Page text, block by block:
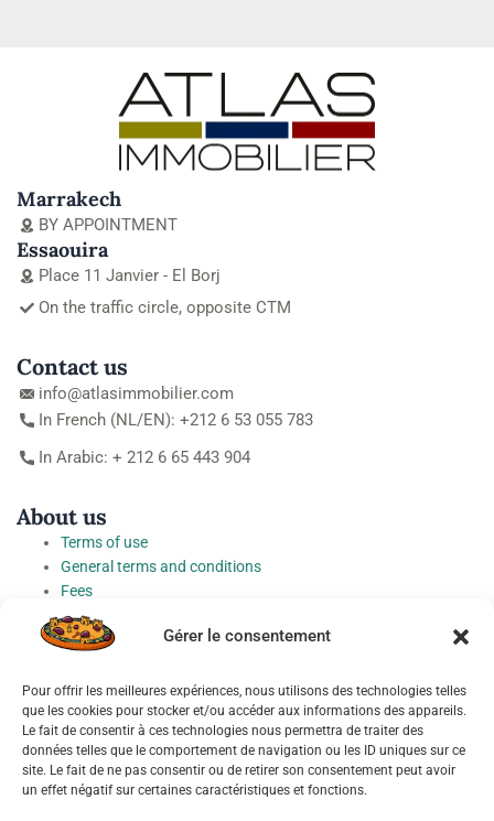
Gérer le consentement
Pour offrir les meilleures expériences, nous utilisons des technologies telles
que les cookies pour stocker et/ou accéder aux informations des appareils.
Le fait de consentir à ces technologies nous permettra de traiter des
données telles que le comportement de navigation ou les ID uniques sur ce
site. Le fait de ne pas consentir ou de retirer son consentement peut avoir
un effet négatif sur certaines caractéristiques et fonctions.
Marrakech
BY APPOINTMENT
Essaouira
Place 11 Janvier - El Borj
On the traffic circle, opposite CTM
Contact us
info@atlasimmobilier.com
In French (NL/EN): +212 6 53 055 783
In Arabic: + 212 6 65 443 904
About us
Terms of use
General terms and conditions
Fees
Personal Data Protection Charter
Cookie preferences
Socials